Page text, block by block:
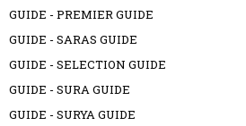
GUIDE - PREMIER GUIDE
GUIDE - SARAS GUIDE
GUIDE - SELECTION GUIDE
GUIDE - SURA GUIDE
GUIDE - SURYA GUIDE